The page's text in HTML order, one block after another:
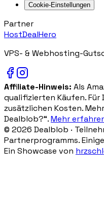
Cookie-Einstellungen
Partner
HostDealHero
VPS- & Webhosting-
Affiliate-Hinweis: Als
qualifizierten Käufen.
zusätzlichen Kosten.
Dealblob?“.Mehr
© 2026 Dealblob ·
Partnerprogramms.
Ein Showcase von